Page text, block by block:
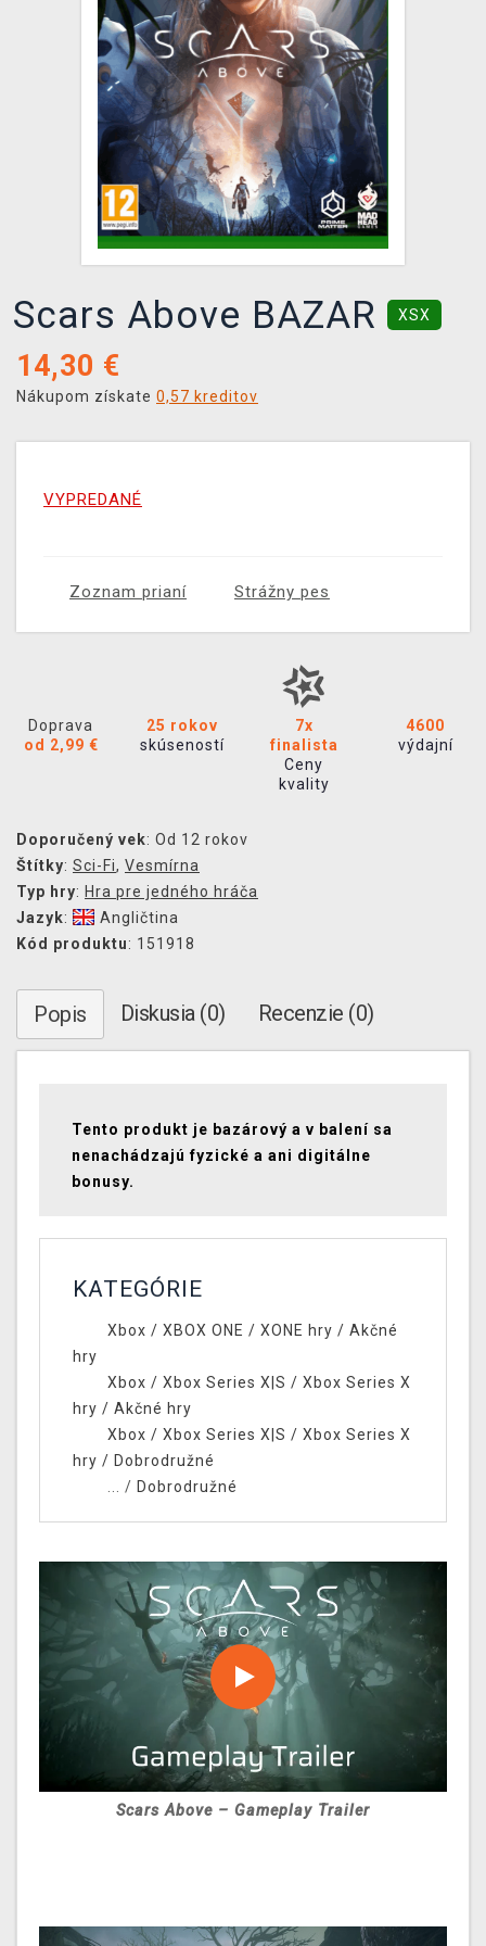
XZONE KLUB
Scars Above BAZAR XSX
14,30 €
Nákupom získate 0,57 kreditov
VYPREDANÉ
Zoznam prianí Strážny pes
Doprava
od 2,99 €
25 rokov
skúseností
7x
finalista
Ceny
kvality
4600
výdajní
Doporučený vek: Od 12 rokov
Štítky: Sci-Fi, Vesmírna
Typ hry: Hra pre jedného hráča
Jazyk:
Angličtina
Kód produktu: 151918
Popis Diskusia (0) Recenzie (0)
Tento produkt je bazárový a v balení sa
nenachádzajú fyzické a ani digitálne
bonusy.
KATEGÓRIE
Xbox / XBOX ONE / XONE hry / Akčné
hry
Xbox / Xbox Series X|S / Xbox Series X
hry / Akčné hry
Xbox / Xbox Series X|S / Xbox Series X
hry / Dobrodružné
... / Dobrodružné
Scars Above – Gameplay Trailer